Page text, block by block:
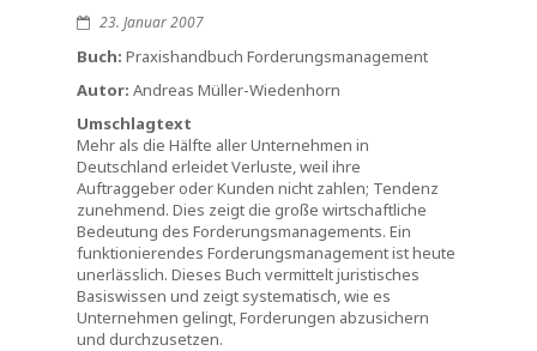
23. Januar 2007
Buch: Praxishandbuch Forderungsmanagement
Autor: Andreas Müller-Wiedenhorn
Umschlagtext
Mehr als die Hälfte aller Unternehmen in
Deutschland erleidet Verluste, weil ihre
Auftraggeber oder Kunden nicht zahlen; Tendenz
zunehmend. Dies zeigt die große wirtschaftliche
Bedeutung des Forderungsmanagements. Ein
funktionierendes Forderungsmanagement ist heute
unerlässlich. Dieses Buch vermittelt juristisches
Basiswissen und zeigt systematisch, wie es
Unternehmen gelingt, Forderungen abzusichern
und durchzusetzen.